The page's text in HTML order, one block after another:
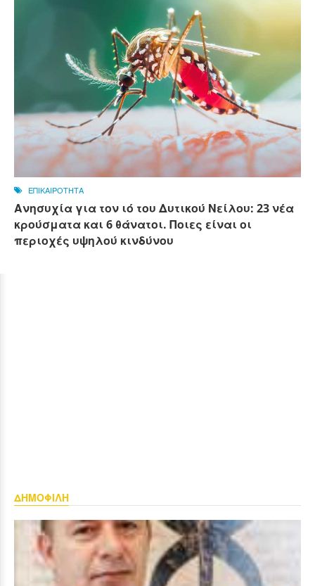
ΕΠΙΚΑΙΡΟΤΗΤΑ
Ανησυχία για τον ιό του Δυτικού Νείλου: 23 νέα
κρούσματα και 6 θάνατοι. Ποιες είναι οι
περιοχές υψηλού κινδύνου
ΔΗΜΟΦΙΛΗ